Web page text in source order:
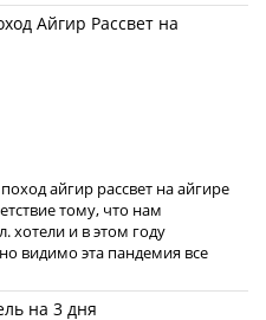
айгир рассвет на айгире
тому, что нам
хотели и в этом году
видимо эта пандемия все